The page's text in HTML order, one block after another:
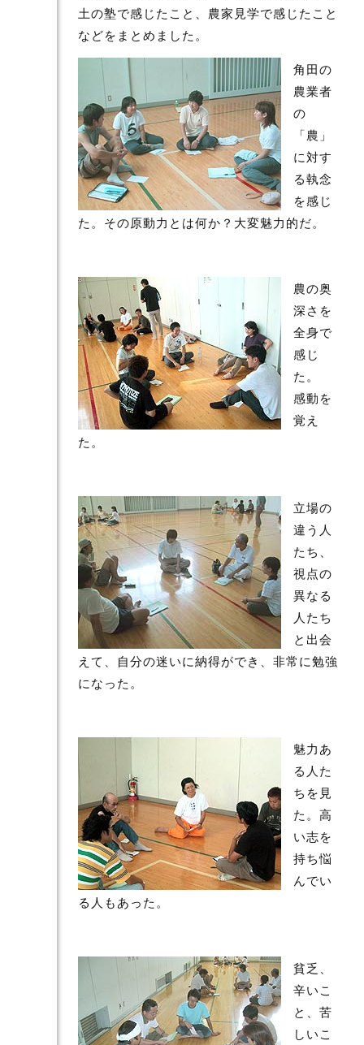
土の塾で感じたこと、農家見学で感じたこと
などをまとめました。
角田の
農業者
の
「農」
に対す
る執念
を感じ
た。その原動力とは何か？大変魅力的だ。
農の奥
深さを
全身で
感じ
た。
感動を
覚え
た。
立場の
違う人
たち、
視点の
異なる
人たち
と出会
えて、自分の迷いに納得ができ、非常に勉強
になった。
魅力あ
る人た
ちを見
た。高
い志を
持ち悩
んでい
る人もあった。
貧乏、
辛いこ
と、苦
しいこ